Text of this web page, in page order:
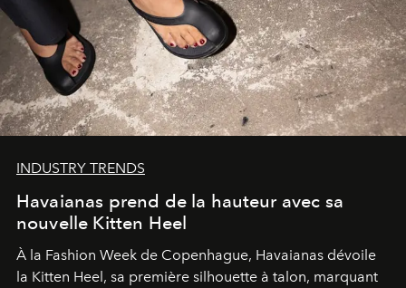
INDUSTRY TRENDS
Havaianas prend de la hauteur avec sa
nouvelle Kitten Heel
À la Fashion Week de Copenhague, Havaianas dévoile
la Kitten Heel, sa première silhouette à talon, marquant